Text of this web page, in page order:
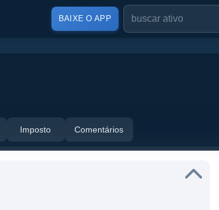
BAIXE O APP
Imposto Comentários